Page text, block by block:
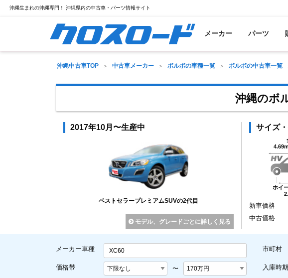
沖縄生まれの沖縄専門！ 沖縄県内の中古車・パーツ情報サイト
メーカー パーツ
沖縄中古車TOP 中古車メーカー ボルボの車種一覧 ボルボの中古車一覧
沖縄のボ
2017年10月〜生産中
ベストセラープレミアムSUVの2代目
モデル、グレードごとに詳しく見る
サイズ
ホイ
新車価格
中古価格
メーカー車種 XC60
価格帯 〜
市町村
入庫時期